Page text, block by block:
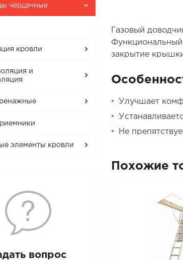
чердачные
кровли
и
элементы кровли
вопрос
Газовый
Функциональный
закрытие
Улучшает
Не
Похожие